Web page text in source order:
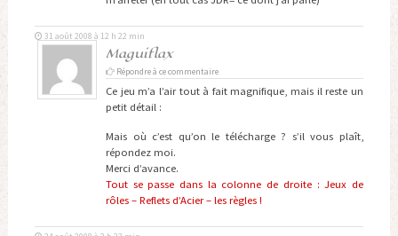
Maguiflax
31 août 2008 à 12 h 22 min
Répondre à ce commentaire
Ce jeu m’a l’air tout à fait magnifique, mais il reste un
petit détail :
Mais où c’est qu’on le télécharge ? s’il vous plaît,
répondez moi.
Merci d’avance.
Tout se passe dans la colonne de droite : Jeux de
rôles – Reflets d’Acier – les règles !